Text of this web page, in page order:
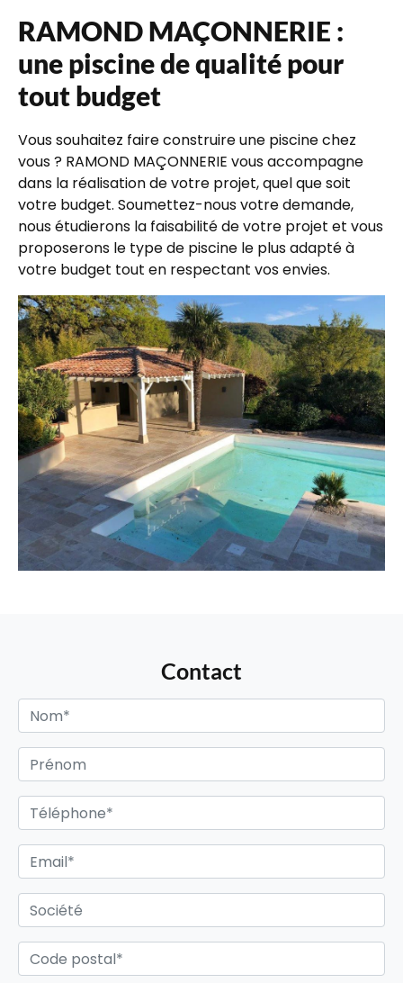
RAMOND MAÇONNERIE :
une piscine de qualité pour
tout budget
Vous souhaitez faire construire une piscine chez
vous ? RAMOND MAÇONNERIE vous accompagne
dans la réalisation de votre projet, quel que soit
votre budget. Soumettez-nous votre demande,
nous étudierons la faisabilité de votre projet et vous
proposerons le type de piscine le plus adapté à
votre budget tout en respectant vos envies.
Contact